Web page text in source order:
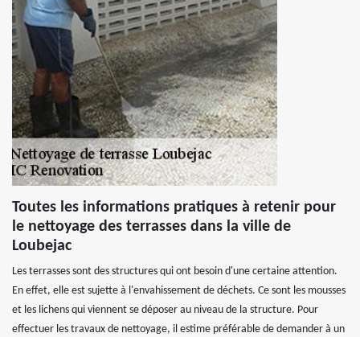
Toutes les informations pratiques à retenir pour
le nettoyage des terrasses dans la ville de
Loubejac
Les terrasses sont des structures qui ont besoin d'une certaine attention.
En effet, elle est sujette à l'envahissement de déchets. Ce sont les mousses
et les lichens qui viennent se déposer au niveau de la structure. Pour
effectuer les travaux de nettoyage, il estime préférable de demander à un